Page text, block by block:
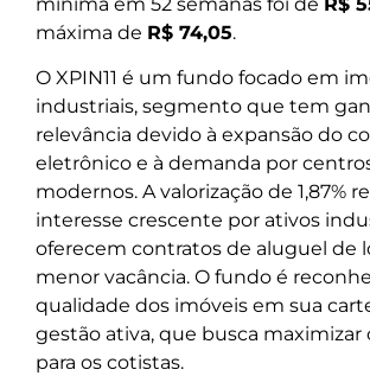
máxima de R$ 74,05.
O XPIN11 é um fundo focado em
industriais, segmento que tem
relevância devido à expansão do
eletrônico e à demanda por
modernos. A valorização de 1,87%
interesse crescente por ativos
oferecem contratos de aluguel de
menor vacância. O fundo é
qualidade dos imóveis em sua
gestão ativa, que busca maximizar
para os cotistas.